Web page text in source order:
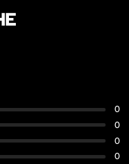
0
0
0
0